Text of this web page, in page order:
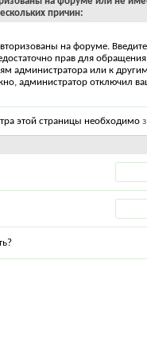
причин:
на форуме.
прав для
администратора или к
администратор отключил
этой страницы необходимо